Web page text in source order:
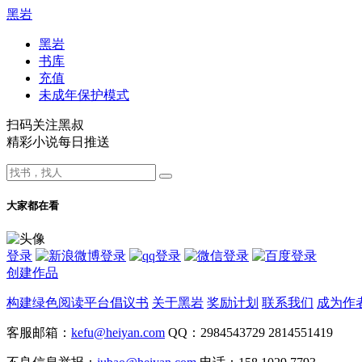
黑岩
黑岩
书库
充值
未成年保护模式
扫码关注黑叔
精彩小说每日推送
大家都在看
登录
创建作品
构建绿色阅读平台倡议书 关于黑岩 奖励计划 联系我们 成为作
客服邮箱： kefu@heiyan.com QQ：2984543729 2814551419